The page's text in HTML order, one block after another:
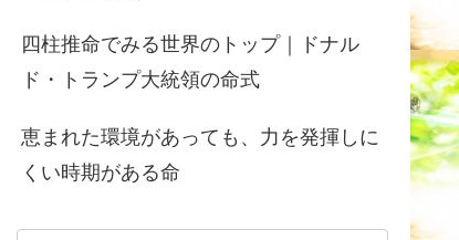
四柱推命でみる世界のトップ｜ドナル
ド・トランプ大統領の命式
恵まれた環境があっても、力を発揮しに
くい時期がある命